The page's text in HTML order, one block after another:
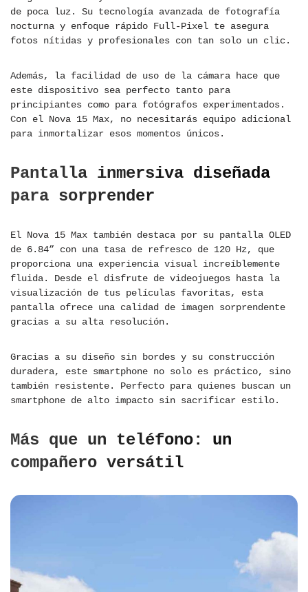
de poca luz. Su tecnología avanzada de fotografía
nocturna y enfoque rápido Full-Pixel te asegura
fotos nítidas y profesionales con tan solo un clic.
Además, la facilidad de uso de la cámara hace que
este dispositivo sea perfecto tanto para
principiantes como para fotógrafos experimentados.
Con el Nova 15 Max, no necesitarás equipo adicional
para inmortalizar esos momentos únicos.
Pantalla inmersiva diseñada
para sorprender
El Nova 15 Max también destaca por su pantalla OLED
de 6.84” con una tasa de refresco de 120 Hz, que
proporciona una experiencia visual increíblemente
fluida. Desde el disfrute de videojuegos hasta la
visualización de tus películas favoritas, esta
pantalla ofrece una calidad de imagen sorprendente
gracias a su alta resolución.
Gracias a su diseño sin bordes y su construcción
duradera, este smartphone no solo es práctico, sino
también resistente. Perfecto para quienes buscan un
smartphone de alto impacto sin sacrificar estilo.
Más que un teléfono: un
compañero versátil